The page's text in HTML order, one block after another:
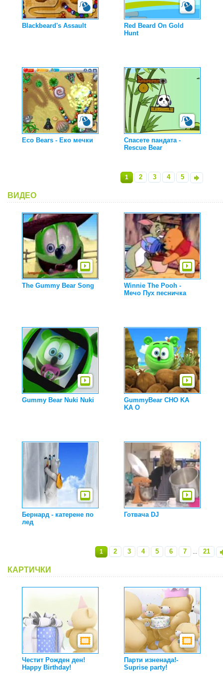
Blackbeard's Assault
Red Beard On Gold
Hunt
Eco Bears - Еко мечки
Спасете пандата -
Rescue Bear
1 2 3 4 5»
ВИДЕО
The Gummy Bear Song
Winnie The Pooh -
Мечо Пух песничка
Gummy Bear Nuki Nuki
GummyBear CHO KA
KA O
Бернард - катерене по
лед
Готвача DJ
1 2 3 4 5 6 7 ... 21»
КАРТИЧКИ
Честит Рожден ден!
Happy Birthday!
Парти изненада!-
Suprise party!